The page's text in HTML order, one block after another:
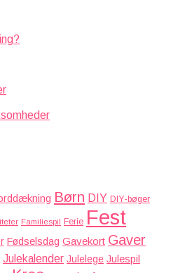
Børn DIY DIY-bøger
Familiespil Ferie Fest
Fødselsdag Gavekort Gaver
Julekalender Julelege Julespil